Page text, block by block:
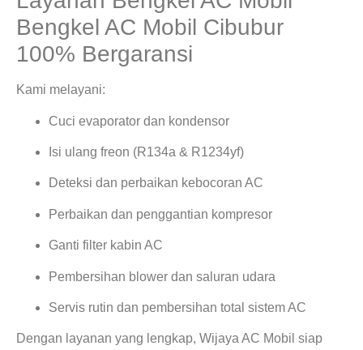
Bengkel AC Mobil Cibubur
100% Bergaransi
Kami melayani:
Cuci evaporator dan kondensor
Isi ulang freon (R134a & R1234yf)
Deteksi dan perbaikan kebocoran AC
Perbaikan dan penggantian kompresor
Ganti filter kabin AC
Pembersihan blower dan saluran udara
Servis rutin dan pembersihan total sistem AC
Dengan layanan yang lengkap, Wijaya AC Mobil siap